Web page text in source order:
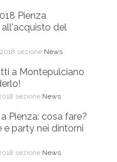
Pienza
del
sezione News
a Montepulciano
sezione News
Pienza: cosa fare?
e party nei dintorni
sezione News